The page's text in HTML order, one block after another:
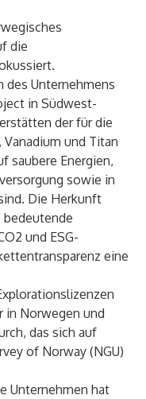
die
des Unternehmens
in Südwest-
der für die
und Titan
saubere Energien,
sowie in
Die Herkunft
bedeutende
und ESG-
eine
in Norwegen und
das sich auf
of Norway (NGU)
Unternehmen hat